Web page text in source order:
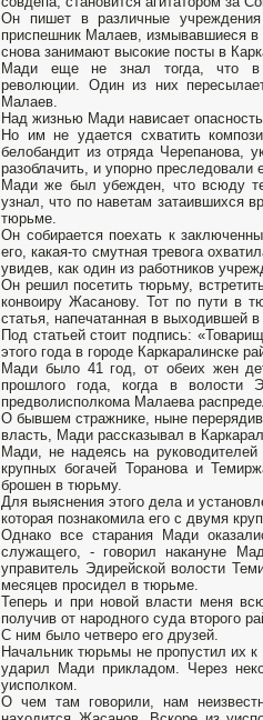
Он пишет в различные
приспешник Малаев, измывавшиеся в
снова занимают высокие посты в
Мади еще не знал тогда, что в
революции. Один из них
Малаев.
Над жизнью Мади нависает
Но им не удается схватить
белобандит из отряда Черепанова,
разоблачить, и упорно преследовали
Мади же был убежден, что всюду
узнал, что по наветам затаившихся
тюрьме.
Он собирается поехать к
его, какая-то смутная тревога
увидев, как один из работников
Он решил посетить тюрьму,
конвоиру Жасанову. Тот по пути в
статья, напечатанная в выходившей
Под статьей стоит подпись:
этого года в городе Каркаралинске
Мади было 41 год, от обеих жен
прошлого года, когда в волости
предволисполкома Малаева
О бывшем стражнике, ныне
власть, Мади рассказывал в
Мади, не надеясь на
крупных богачей Торанова и
брошен в тюрьму.
Для выяснения этого дела и
которая познакомила его с двумя
Однако все старания Мади
служащего, - говорил накануне
управитель Эдирейской волости
месяцев просидел в тюрьме.
Теперь и при новой власти меня
получив от народного суда второго
С ним было четверо его друзей.
Начальник тюрьмы не пропустил их
ударил Мади прикладом. Через
уисполком.
О чем там говорили, нам